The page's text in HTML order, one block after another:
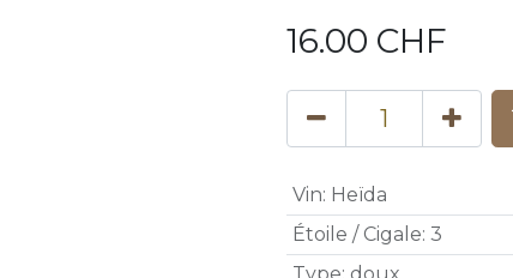
16.00 CHF
Vin: Heïda
Étoile / Cigale: 3